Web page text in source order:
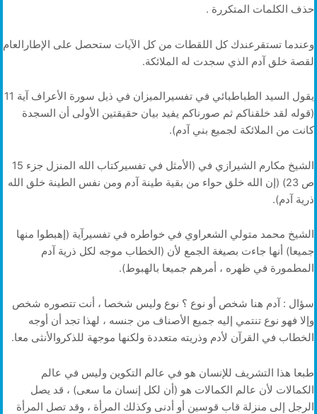
حذف الكلمات المتكررة .
وعندما تستقرعندك كل اللقطات من كل الآيات ستحصل على الإطارالعام
لقصة خلق آدم الذي سجدت له الملائكة.
يقول السيد الطباطبائي في تفسيرالميزان في ذيل سورة الأعراف آية 11
(قوله لقد خلقناكم ثم صورناكم يفيد بيان حقيقتين الأولى أن السجدة
كانت من الملائكة لجميع بني آدم).
الشيخ مكارم الشيرازي في (الأمثل في تفسيركتاب الله المنزل جزء 15
ص 23) (إن الله خلق حواء من بقية طينة آدم ومن نفس الطينة خلق الله
ذرية آدم).
الشيخ محمد متولي الشعراوي في خواطره في تفسيرآية (إهبطوا منها
جميعا) أنها جاءت بصيغة الجمع لأن (الخطاب موجه لكل ذرية آدم
المطمورة في ظهره ، أمرهم جميعا بالهبوط).
سؤال : آدم هنا شخص أو نوع ؟ نوع وليس شخصا ، أنت تتصوره شخص
وإلا فهو نوع تنتمي إليه جميع الأصناف من جنسه ، لهذا تجد أن أوجه
الخطاب في القرآن لأدم وذريته متعددة ولكنها موجهة للذكروالأنثى معا.
طبعا هذا التشريف للإنسان هو في عالم التكوين وليس في عالم
الكمالات لأن عالم الكمالات هو (أن لكل إنسان ما سعى) ، قد يصل
الرجل إلى منزلة قاب قوسين أو أدنى وكذلك المرأة ، وقد تصل المرأة